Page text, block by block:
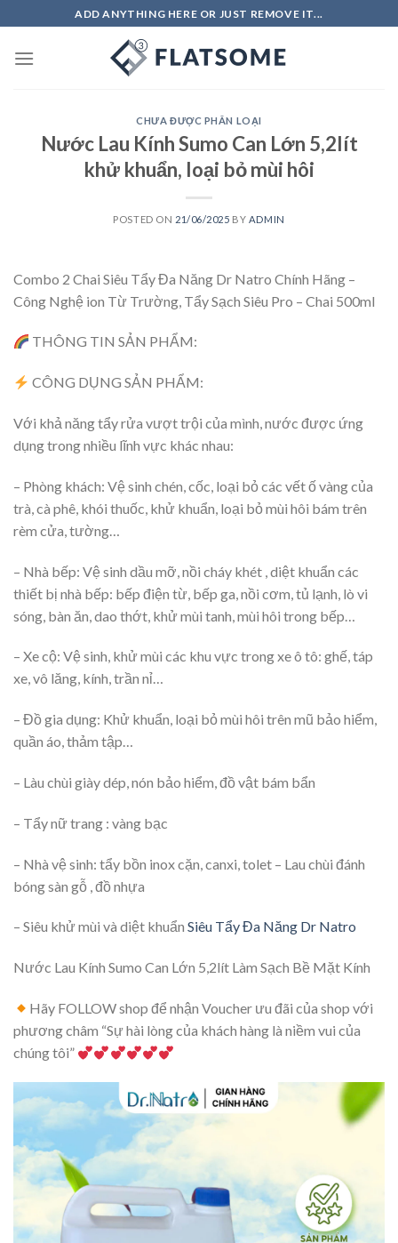
to
content
ADD ANYTHING HERE OR JUST REMOVE IT...
CHƯA ĐƯỢC PHÂN LOẠI
Nước Lau Kính Sumo Can Lớn 5,2lít
khử khuẩn, loại bỏ mùi hôi
POSTED ON 21/06/2025 BY ADMIN
Combo 2 Chai Siêu Tẩy Đa Năng Dr Natro Chính Hãng –
Công Nghệ ion Từ Trường, Tẩy Sạch Siêu Pro – Chai 500ml
THÔNG TIN SẢN PHẨM:
CÔNG DỤNG SẢN PHẨM:
Với khả năng tẩy rửa vượt trội của mình, nước được ứng
dụng trong nhiều lĩnh vực khác nhau:
– Phòng khách: Vệ sinh chén, cốc, loại bỏ các vết ố vàng của
trà, cà phê, khói thuốc, khử khuẩn, loại bỏ mùi hôi bám trên
rèm cửa, tường…
– Nhà bếp: Vệ sinh dầu mỡ, nồi cháy khét , diệt khuẩn các
thiết bị nhà bếp: bếp điện từ, bếp ga, nồi cơm, tủ lạnh, lò vi
sóng, bàn ăn, dao thớt, khử mùi tanh, mùi hôi trong bếp…
– Xe cộ: Vệ sinh, khử mùi các khu vực trong xe ô tô: ghế, táp
xe, vô lăng, kính, trần nỉ…
– Đồ gia dụng: Khử khuẩn, loại bỏ mùi hôi trên mũ bảo hiểm,
quần áo, thảm tập…
– Làu chùi giày dép, nón bảo hiểm, đồ vật bám bẩn
– Tẩy nữ trang : vàng bạc
– Nhà vệ sinh: tẩy bồn inox cặn, canxi, tolet – Lau chùi đánh
bóng sàn gỗ , đồ nhựa
– Siêu khử mùi và diệt khuẩn Siêu Tẩy Đa Năng Dr Natro
Nước Lau Kính Sumo Can Lớn 5,2lít Làm Sạch Bề Mặt Kính
Hãy FOLLOW shop để nhận Voucher ưu đãi của shop với
phương châm “Sự hài lòng của khách hàng là niềm vui của
chúng tôi”